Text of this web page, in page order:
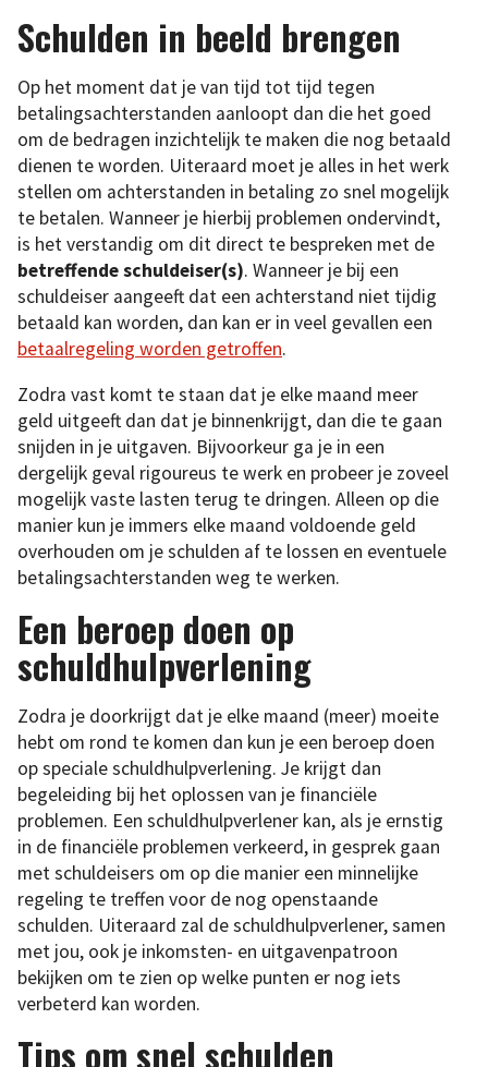
Schulden in beeld brengen
Op het moment dat je van tijd tot tijd tegen
betalingsachterstanden aanloopt dan die het goed
om de bedragen inzichtelijk te maken die nog betaald
dienen te worden. Uiteraard moet je alles in het werk
stellen om achterstanden in betaling zo snel mogelijk
te betalen. Wanneer je hierbij problemen ondervindt,
is het verstandig om dit direct te bespreken met de
betreffende schuldeiser(s). Wanneer je bij een
schuldeiser aangeeft dat een achterstand niet tijdig
betaald kan worden, dan kan er in veel gevallen een
betaalregeling worden getroffen.
Zodra vast komt te staan dat je elke maand meer
geld uitgeeft dan dat je binnenkrijgt, dan die te gaan
snijden in je uitgaven. Bijvoorkeur ga je in een
dergelijk geval rigoureus te werk en probeer je zoveel
mogelijk vaste lasten terug te dringen. Alleen op die
manier kun je immers elke maand voldoende geld
overhouden om je schulden af te lossen en eventuele
betalingsachterstanden weg te werken.
Een beroep doen op
schuldhulpverlening
Zodra je doorkrijgt dat je elke maand (meer) moeite
hebt om rond te komen dan kun je een beroep doen
op speciale schuldhulpverlening. Je krijgt dan
begeleiding bij het oplossen van je financiële
problemen. Een schuldhulpverlener kan, als je ernstig
in de financiële problemen verkeerd, in gesprek gaan
met schuldeisers om op die manier een minnelijke
regeling te treffen voor de nog openstaande
schulden. Uiteraard zal de schuldhulpverlener, samen
met jou, ook je inkomsten- en uitgavenpatroon
bekijken om te zien op welke punten er nog iets
verbeterd kan worden.
Tips om snel schulden